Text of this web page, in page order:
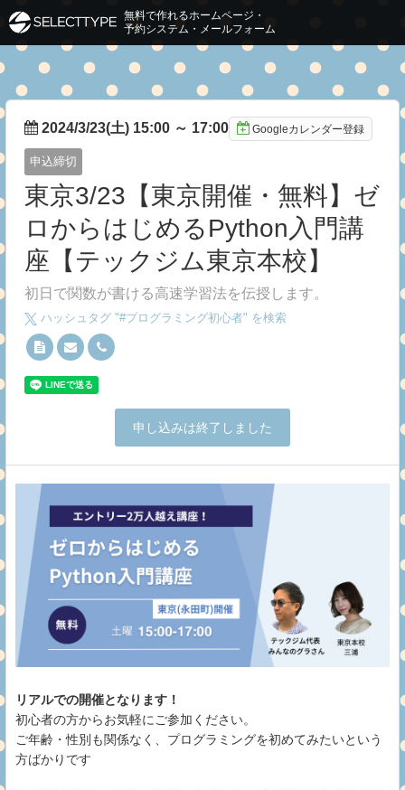
2024/3/23(土) 15:00 ～ 17:00 Googleカレンダー登録
申込締切
東京3/23【東京開催・無料】ゼ
ロからはじめるPython入門講
座【テックジム東京本校】
初日で関数が書ける高速学習法を伝授します。
ハッシュタグ "#プログラミング初心者" を検索
申し込みは終了しました
リアルでの開催となります！
初心者の方からお気軽にご参加ください。
ご年齢・性別も関係なく、プログラミングを初めてみたいという
方ばかりです
無料で作れるホームページ・
予約システム・メールフォーム